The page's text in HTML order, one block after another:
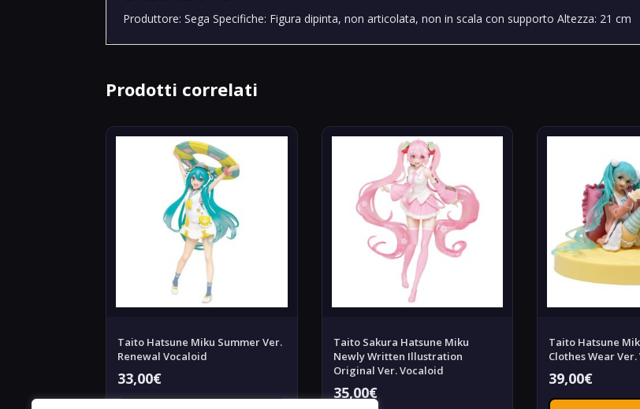
Produttore: Sega Specifiche: Figura dipinta, non articolata, non in scala con supporto Altezza: 21 cm
Prodotti correlati
Taito Hatsune Miku Summer Ver.
Renewal Vocaloid
33,00€
Taito Sakura Hatsune Miku
Newly Written Illustration
Original Ver. Vocaloid
35,00€
Taito Hatsune
Clothes Wear
39,00€